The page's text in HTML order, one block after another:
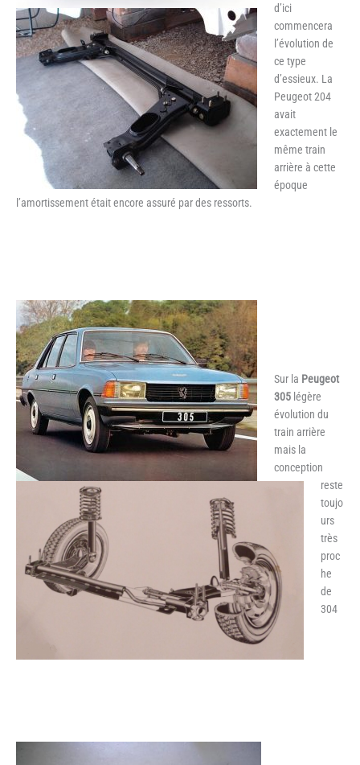
d’ici
commencera
l’évolution de
ce type
d’essieux. La
Peugeot 204
avait
exactement le
même train
arrière à cette
époque
l’amortissement était encore assuré par des ressorts.
Sur la Peugeot
305légère
évolution du
train arrière
mais la
conception
reste
toujo
urs
très
proc
he
de
304